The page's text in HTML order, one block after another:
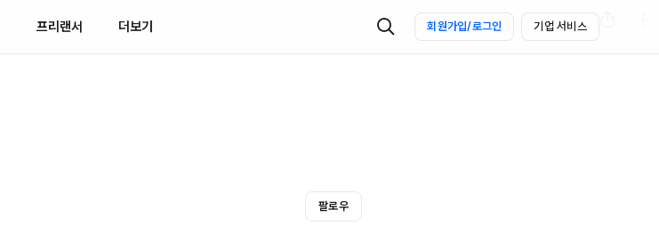
프리랜서 더보기 회원가입/로그인 기업 서비스
팔로우